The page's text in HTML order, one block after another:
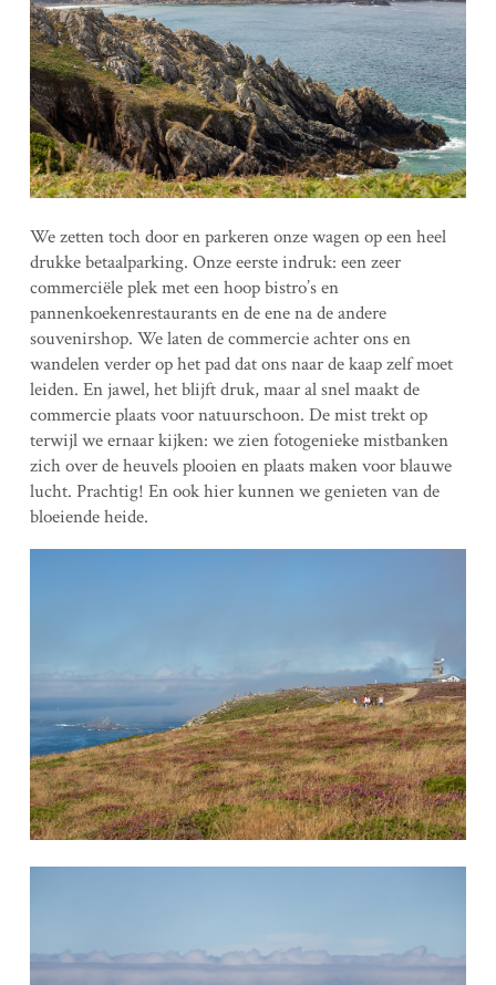
We zetten toch door en parkeren onze wagen op een heel
drukke betaalparking. Onze eerste indruk: een zeer
commerciële plek met een hoop bistro’s en
pannenkoekenrestaurants en de ene na de andere
souvenirshop. We laten de commercie achter ons en
wandelen verder op het pad dat ons naar de kaap zelf moet
leiden. En jawel, het blijft druk, maar al snel maakt de
commercie plaats voor natuurschoon. De mist trekt op
terwijl we ernaar kijken: we zien fotogenieke mistbanken
zich over de heuvels plooien en plaats maken voor blauwe
lucht. Prachtig! En ook hier kunnen we genieten van de
bloeiende heide.